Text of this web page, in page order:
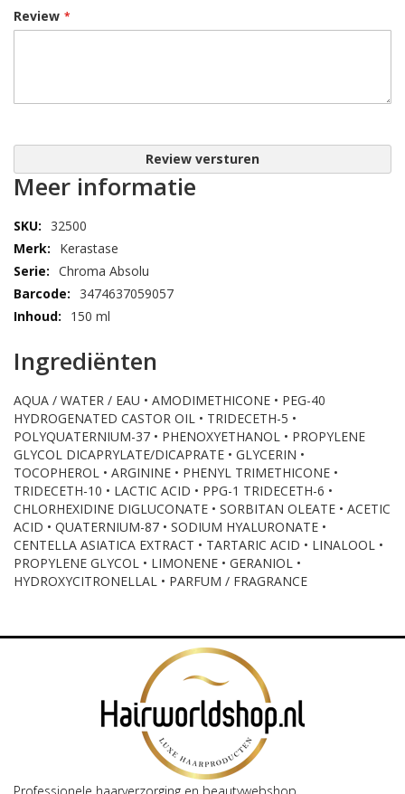
Review
Review versturen
Meer informatie
32500
Kerastase
Chroma Absolu
3474637059057
150 ml
Ingrediënten
AQUA / WATER / EAU • AMODIMETHICONE • PEG-40
HYDROGENATED CASTOR OIL • TRIDECETH-5 •
POLYQUATERNIUM-37 • PHENOXYETHANOL • PROPYLENE
GLYCOL DICAPRYLATE/DICAPRATE • GLYCERIN •
TOCOPHEROL • ARGININE • PHENYL TRIMETHICONE •
TRIDECETH-10 • LACTIC ACID • PPG-1 TRIDECETH-6 •
CHLORHEXIDINE DIGLUCONATE • SORBITAN OLEATE • ACETIC
ACID • QUATERNIUM-87 • SODIUM HYALURONATE •
CENTELLA ASIATICA EXTRACT • TARTARIC ACID • LINALOOL •
PROPYLENE GLYCOL • LIMONENE • GERANIOL •
HYDROXYCITRONELLAL • PARFUM / FRAGRANCE